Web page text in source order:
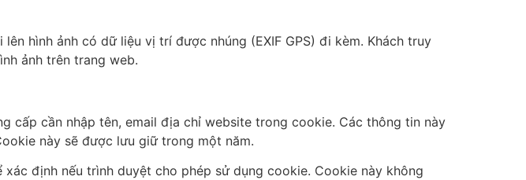
hình ảnh có dữ liệu vị trí được nhúng (EXIF GPS) đi kèm. Khách truy
ảnh trên trang web.
cấp cần nhập tên, email địa chỉ website trong cookie. Các thông tin này
này sẽ được lưu giữ trong một năm.
định nếu trình duyệt cho phép sử dụng cookie. Cookie này không